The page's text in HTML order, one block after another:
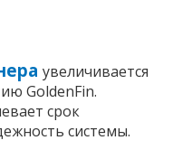
увеличивается
GoldenFin.
срок
системы.